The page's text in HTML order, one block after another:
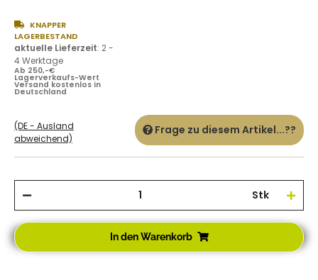
KNAPPER
LAGERBESTAND
aktuelle Lieferzeit: 2 -
4 Werktage
Ab 250,-€
Lagerverkaufs-Wert
Versand kostenlos in
Deutschland
(DE - Ausland
abweichend)
Frage zu diesem Artikel...??
Stk
In den Warenkorb